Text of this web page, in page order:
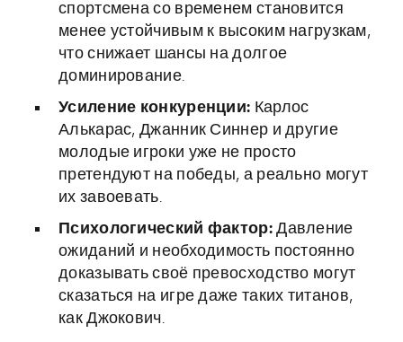
спортсмена со временем становится
менее устойчивым к высоким нагрузкам,
что снижает шансы на долгое
доминирование.
Усиление конкуренции: Карлос
Алькарас, Джанник Синнер и другие
молодые игроки уже не просто
претендуют на победы, а реально могут
их завоевать.
Психологический фактор:Давление
ожиданий и необходимость постоянно
доказывать своё превосходство могут
сказаться на игре даже таких титанов,
как Джокович.